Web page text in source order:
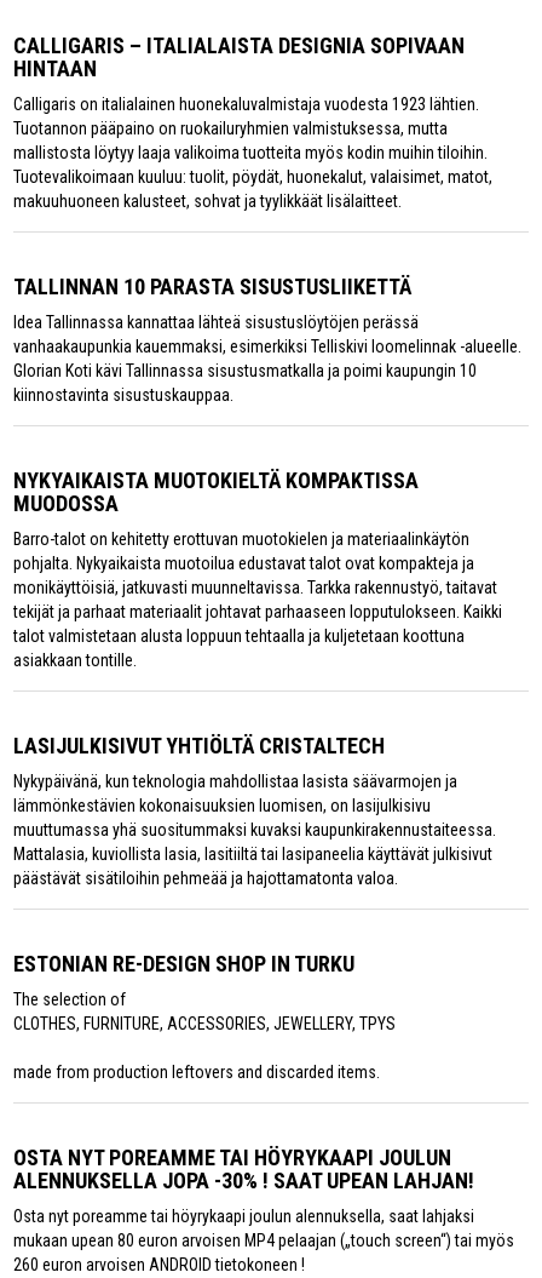
CALLIGARIS – ITALIALAISTA DESIGNIA SOPIVAAN
HINTAAN
Calligaris on italialainen huonekaluvalmistaja vuodesta 1923 lähtien.
Tuotannon pääpaino on ruokailuryhmien valmistuksessa, mutta
mallistosta löytyy laaja valikoima tuotteita myös kodin muihin tiloihin.
Tuotevalikoimaan kuuluu: tuolit, pöydät, huonekalut, valaisimet, matot,
makuuhuoneen kalusteet, sohvat ja tyylikkäät lisälaitteet.
TALLINNAN 10 PARASTA SISUSTUSLIIKETTÄ
Idea Tallinnassa kannattaa lähteä sisustuslöytöjen perässä
vanhaakaupunkia kauemmaksi, esimerkiksi Telliskivi loomelinnak -alueelle.
Glorian Koti kävi Tallinnassa sisustusmatkalla ja poimi kaupungin 10
kiinnostavinta sisustuskauppaa.
NYKYAIKAISTA MUOTOKIELTÄ KOMPAKTISSA
MUODOSSA
Barro-talot on kehitetty erottuvan muotokielen ja materiaalinkäytön
pohjalta. Nykyaikaista muotoilua edustavat talot ovat kompakteja ja
monikäyttöisiä, jatkuvasti muunneltavissa. Tarkka rakennustyö, taitavat
tekijät ja parhaat materiaalit johtavat parhaaseen lopputulokseen. Kaikki
talot valmistetaan alusta loppuun tehtaalla ja kuljetetaan koottuna
asiakkaan tontille.
LASIJULKISIVUT YHTIÖLTÄ CRISTALTECH
Nykypäivänä, kun teknologia mahdollistaa lasista säävarmojen ja
lämmönkestävien kokonaisuuksien luomisen, on lasijulkisivu
muuttumassa yhä suositummaksi kuvaksi kaupunkirakennustaiteessa.
Mattalasia, kuviollista lasia, lasitiiltä tai lasipaneelia käyttävät julkisivut
päästävät sisätiloihin pehmeää ja hajottamatonta valoa.
ESTONIAN RE-DESIGN SHOP IN TURKU
The selection of
CLOTHES, FURNITURE, ACCESSORIES, JEWELLERY, TPYS
made from production leftovers and discarded items.
OSTA NYT POREAMME TAI HÖYRYKAAPI JOULUN
ALENNUKSELLA JOPA -30% ! SAAT UPEAN LAHJAN!
Osta nyt poreamme tai höyrykaapi joulun alennuksella, saat lahjaksi
mukaan upean 80 euron arvoisen MP4 pelaajan („touch screen“) tai myös
260 euron arvoisen ANDROID tietokoneen !